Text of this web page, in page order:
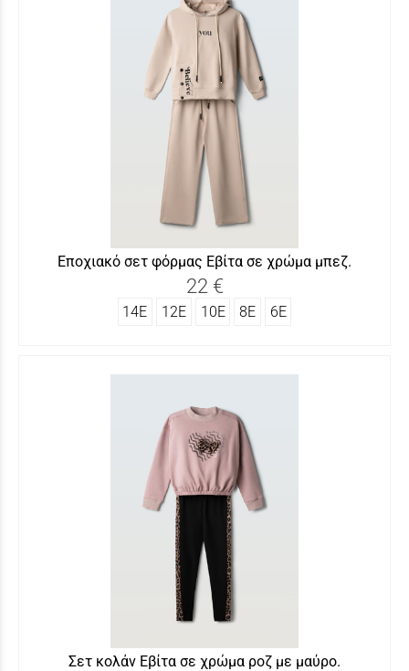
Εποχιακό σετ φόρμας Εβίτα σε χρώμα μπεζ.
22 €
14Ε 12Ε 10Ε 8Ε 6Ε
Σετ κολάν Εβίτα σε χρώμα ροζ με μαύρο.